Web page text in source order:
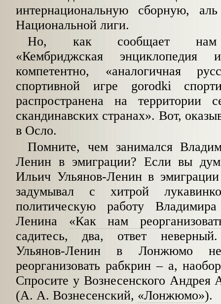
интернациональную сборную,
Национальной лиги.
Но, как сообщает нам
«Кембриджская
компетентно, «аналогичная
спортивной игре gorodki
распространена на
скандинавских странах». Вот,
в Осло.
Помните, чем занимался
Ленин в эмиграции? Если вы
Ильич Ульянов-Ленин в
задумывал с хитрой
политическую работу
Ленина «Как нам
садитесь, два, ответ
Ульянов-Ленин в Лонжюмо
реорганизовать рабкрин – а,
Спросите у Вознесенского Андрея
(А. А. Вознесенский, «Лонжюмо»).